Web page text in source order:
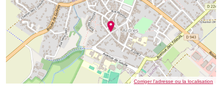
Corriger l’adresse ou la localisation